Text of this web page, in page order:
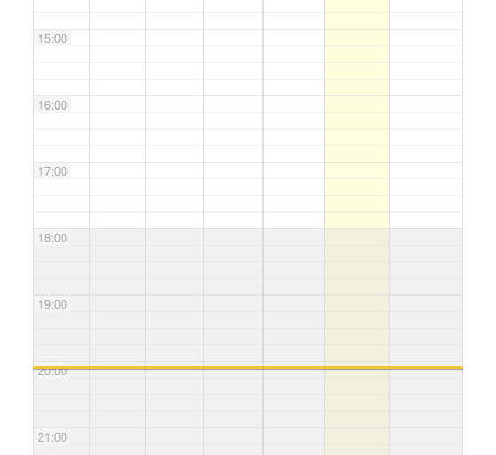
15:00
16:00
17:00
18:00
19:00
20:00
21:00